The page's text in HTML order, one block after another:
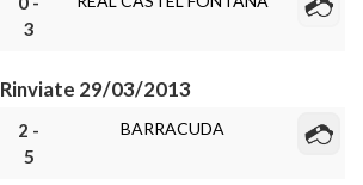
3
Rinviate 29/03/2013
2 -
5
BARRACUDA